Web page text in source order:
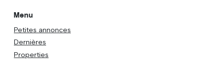
Menu
Petites annonces
Dernières
Properties